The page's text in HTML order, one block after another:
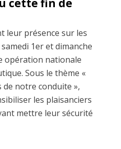
cette fin de
leur présence sur les
1er et dimanche
opération nationale
Sous le thème «
notre conduite »,
les plaisanciers
mettre leur sécurité